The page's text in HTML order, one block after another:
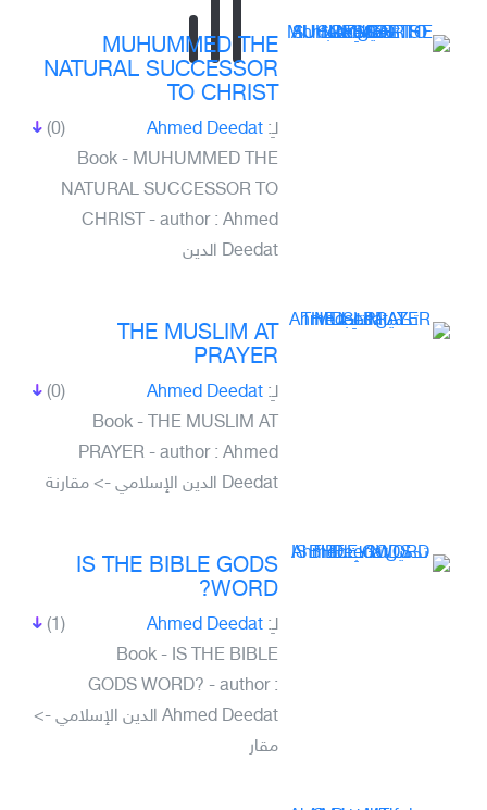
MUHUMMED THE
NATURAL SUCCESSOR
TO CHRIST
(0) لـِ: Ahmed Deedat
Book - MUHUMMED THE
NATURAL SUCCESSOR TO
CHRIST - author : Ahmed
Deedat الدين
THE MUSLIM AT
PRAYER
(0) لـِ: Ahmed Deedat
Book - THE MUSLIM AT
PRAYER - author : Ahmed
Deedat الدين الإسلامي -> مقارنة
IS THE BIBLE GODS
WORD?
(1) لـِ: Ahmed Deedat
Book - IS THE BIBLE
GODS WORD? - author :
Ahmed Deedat الدين الإسلامي ->
مقار